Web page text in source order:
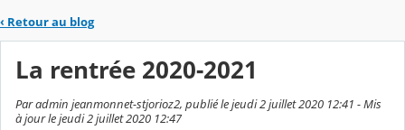
‹ Retour au blog
La rentrée 2020-2021
Par admin jeanmonnet-stjorioz2, publié le jeudi 2 juillet 2020 12:41 - Mis
à jour le jeudi 2 juillet 2020 12:47